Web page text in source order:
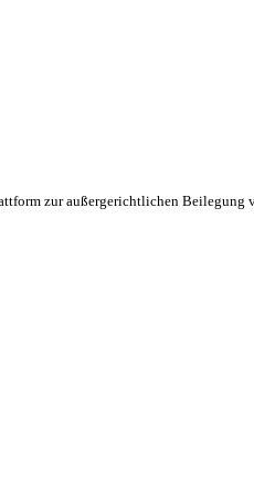
zur außergerichtlichen Beilegung